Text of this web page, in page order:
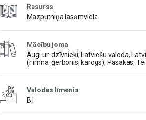
Resurss
Mazputniņa lasāmviela
Mācību joma
Augi un dzīvnieki, Latviešu valoda,
(himna, ģerbonis, karogs), Pasakas,
Valodas līmenis
B1